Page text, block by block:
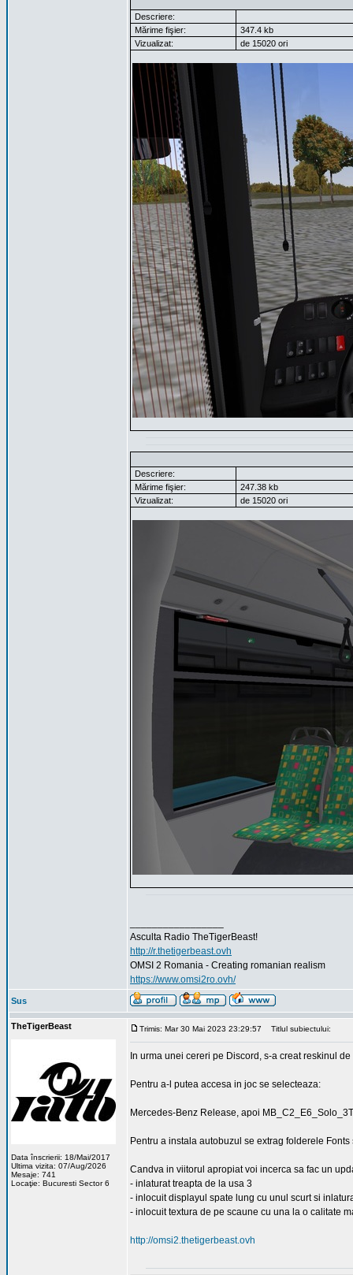
Descriere:
Mărime fişier:
347.4 kb
Vizualizat:
de 15020 ori
Descriere:
Mărime fişier:
247.38 kb
Vizualizat:
de 15020 ori
Asculta Radio TheTigerBeast!
http://r.thetigerbeast.ovh
OMSI 2 Romania - Creating romanian realism
https://www.omsi2ro.ovh/
Sus
TheTigerBeast
Data înscrierii: 18/Mai/2017
Ultima vizita: 07/Aug/2026
Mesaje: 741
Locaţie: Bucuresti Sector 6
Trimis: Mar 30 Mai 2023 23:29:57 Titlul subiectului:
In urma unei cereri pe Discord, s-a creat reskinul
Pentru a-l putea accesa in joc se selecteaza:
Mercedes-Benz Release, apoi
Pentru a instala autobuzul se extrag folderele
Candva in viitorul apropiat voi incerca sa fac un
- inlaturat treapta de la usa 3
- inlocuit displayul spate lung cu unul scurt si
- inlocuit textura de pe scaune cu una la o calitate
http://omsi2.thetigerbeast.ovh